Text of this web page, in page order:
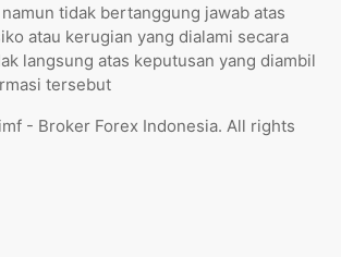
tidak bertanggung jawab atas
atau kerugian yang dialami secara
langsung atas keputusan yang diambil
tersebut
- Broker Forex Indonesia. All rights